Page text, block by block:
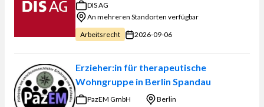
DIS AG
An mehreren Standorten verfügbar
Arbeitsrecht
2026-09-06
Erzieher:in für therapeutische
Wohngruppe in Berlin Spandau
PazEM GmbH
Berlin